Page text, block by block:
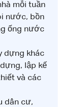
mỗi tuần
nước, bồn
ống nước
dựng khác
lập kế
và các
dân cư,